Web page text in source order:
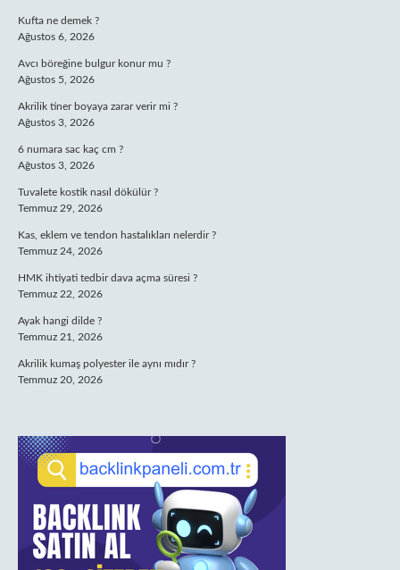
Kufta ne demek ?
Ağustos 6, 2026
Avcı böreğine bulgur konur mu ?
Ağustos 5, 2026
Akrilik tiner boyaya zarar verir mi ?
Ağustos 3, 2026
6 numara sac kaç cm ?
Ağustos 3, 2026
Tuvalete kostik nasıl dökülür ?
Temmuz 29, 2026
Kas, eklem ve tendon hastalıkları nelerdir ?
Temmuz 24, 2026
HMK ihtiyati tedbir dava açma süresi ?
Temmuz 22, 2026
Ayak hangi dilde ?
Temmuz 21, 2026
Akrilik kumaş polyester ile aynı mıdır ?
Temmuz 20, 2026